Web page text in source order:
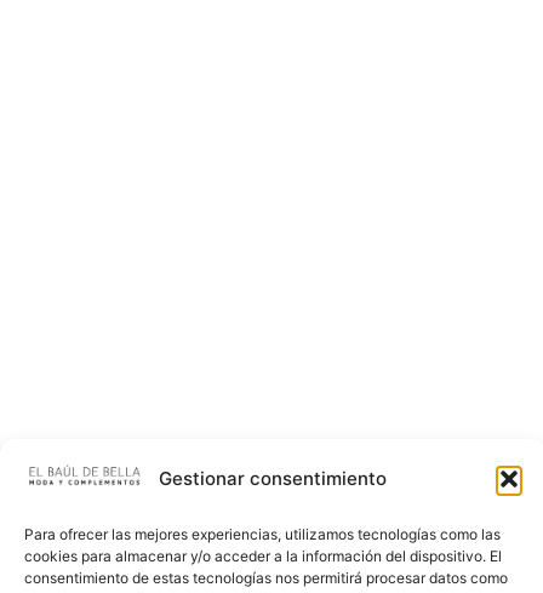
Gestionar consentimiento
Para ofrecer las mejores experiencias, utilizamos tecnologías como las
cookies para almacenar y/o acceder a la información del dispositivo. El
consentimiento de estas tecnologías nos permitirá procesar datos como